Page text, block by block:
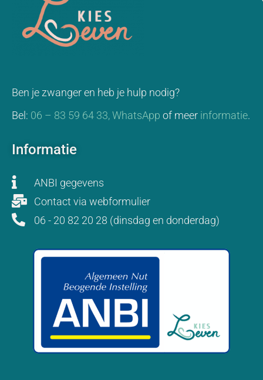
Ben je zwanger en heb je hulp nodig?
Bel: 06 – 83 59 64 33,WhatsApp of meer informatie.
Informatie
ANBI gegevens
Contact via webformulier
06 - 20 82 20 28 (dinsdag en donderdag)